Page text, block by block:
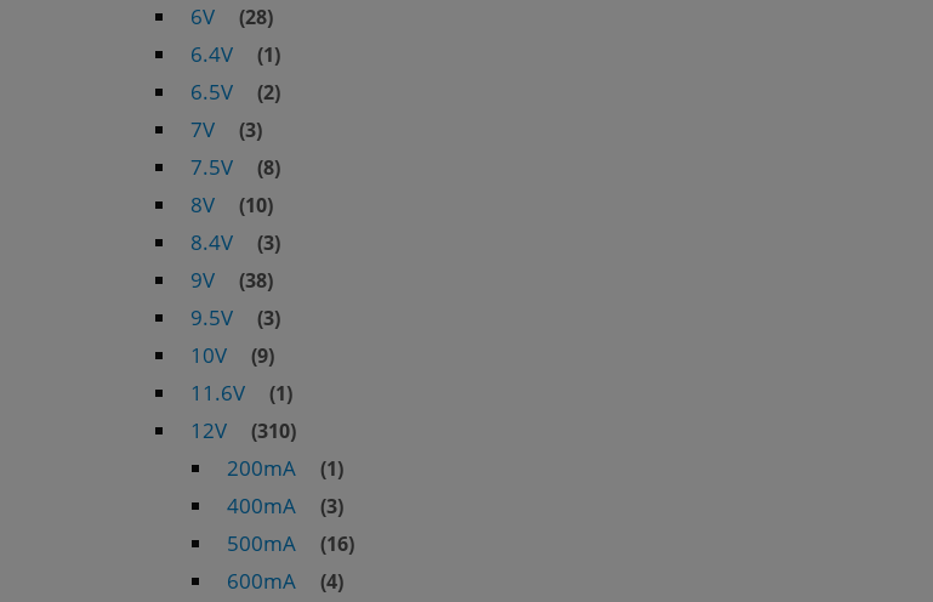
6V (28)
6.4V (1)
6.5V (2)
7V (3)
7.5V (8)
8V (10)
8.4V (3)
9V (38)
9.5V (3)
10V (9)
11.6V (1)
12V (310)
200mA (1)
400mA (3)
500mA (16)
600mA (4)